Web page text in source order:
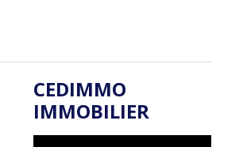
CEDIMMO
IMMOBILIER